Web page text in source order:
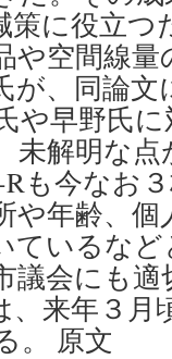
策に役立
や空間線
が、同論文
や早野氏
未解明な
も今なお
や年齢、
ているな
議会にも
、来年３月
。 原文